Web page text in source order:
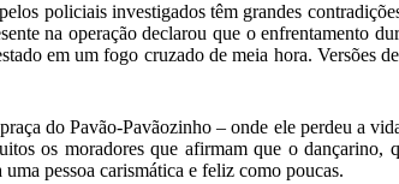
policiais investigados têm grandes
na operação declarou que o enfrentamento
em um fogo cruzado de meia hora. Versões
do Pavão-Pavãozinho – onde ele perdeu a
os moradores que afirmam que o dançarino,
pessoa carismática e feliz como poucas.